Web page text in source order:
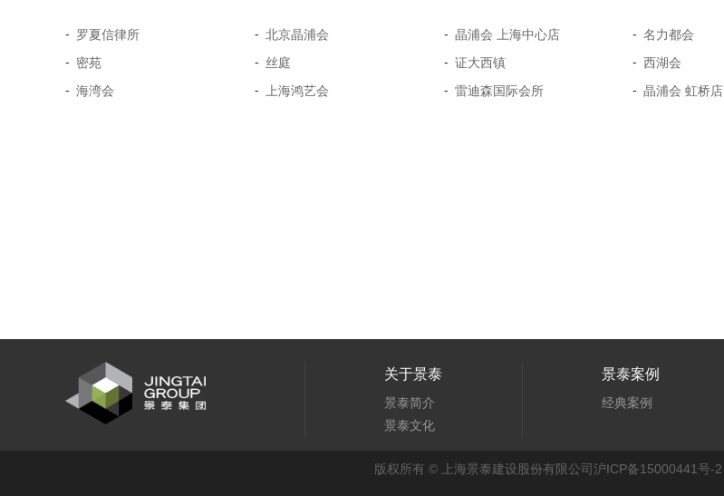
- 罗夏信律所 - 北京晶浦会 - 晶浦会 上海中心店 - 名力都会
- 密苑 - 丝庭 - 证大西镇 - 西湖会
- 海湾会 - 上海鸿艺会 - 雷迪森国际会所 - 晶浦会 虹桥店
关于景泰
景泰简介
景泰文化
景泰案例
经典案例
版权所有 © 上海景泰建设股份有限公司沪ICP备15000441号-2